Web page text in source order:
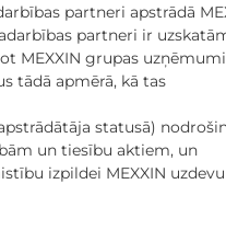
partneri apstrādā
partneri ir
MEXXIN grupas
tādā apmērā, kā tas
statusā)
un tiesību aktiem, un
izpildei MEXXIN